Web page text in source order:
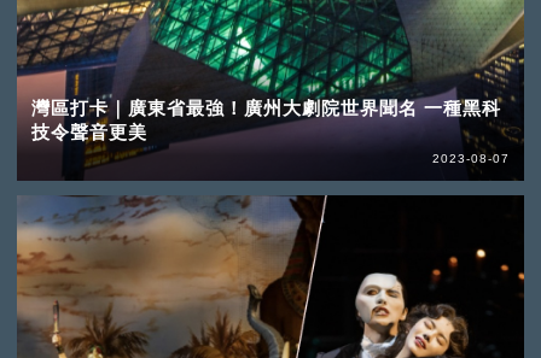
灣區打卡｜廣東省最強！廣州大劇院世界聞名 一種黑科
技令聲音更美
2023-08-07